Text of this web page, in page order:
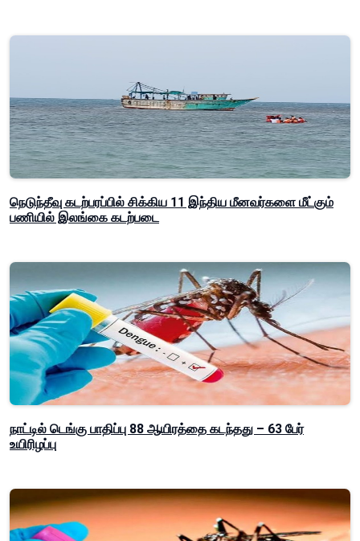
நெடுந்தீவு கடற்பரப்பில் சிக்கிய 11 இந்திய மீனவர்களை மீட்கும்
பணியில் இலங்கை கடற்படை
நாட்டில் டெங்கு பாதிப்பு 88 ஆயிரத்தை கடந்தது – 63 பேர்
உயிரிழப்பு